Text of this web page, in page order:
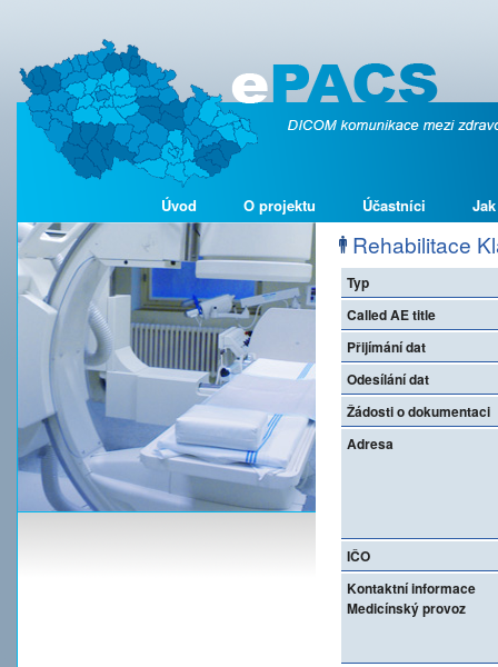
Úvod O projektu Účastníci
Rehabilitace
Typ
Called AE title
Přijímání dat
Odesílání dat
Žádosti o dokumentaci
Adresa
IČO
Kontaktní informace
Medicínský provoz